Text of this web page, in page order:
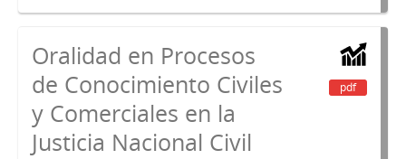
Oralidad en Procesos
de Conocimiento Civiles
y Comerciales en la
Justicia Nacional Civil
pdf